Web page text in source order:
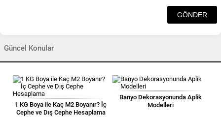
Güncel Konular
1 KG Boya ile Kaç M2 Boyanır? İç
Cephe ve Dış Cephe Hesaplama
Banyo Dekorasyonunda Aplik
Modelleri